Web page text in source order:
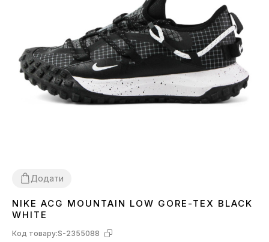
Додати
4142 434445
NIKE ACG MOUNTAIN LOW GORE-TEX BLACK
WHITE
Код товару:S-2355088